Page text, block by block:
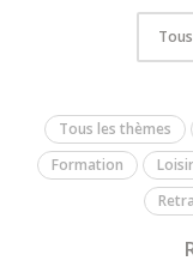
Tous les thèmes
Formation